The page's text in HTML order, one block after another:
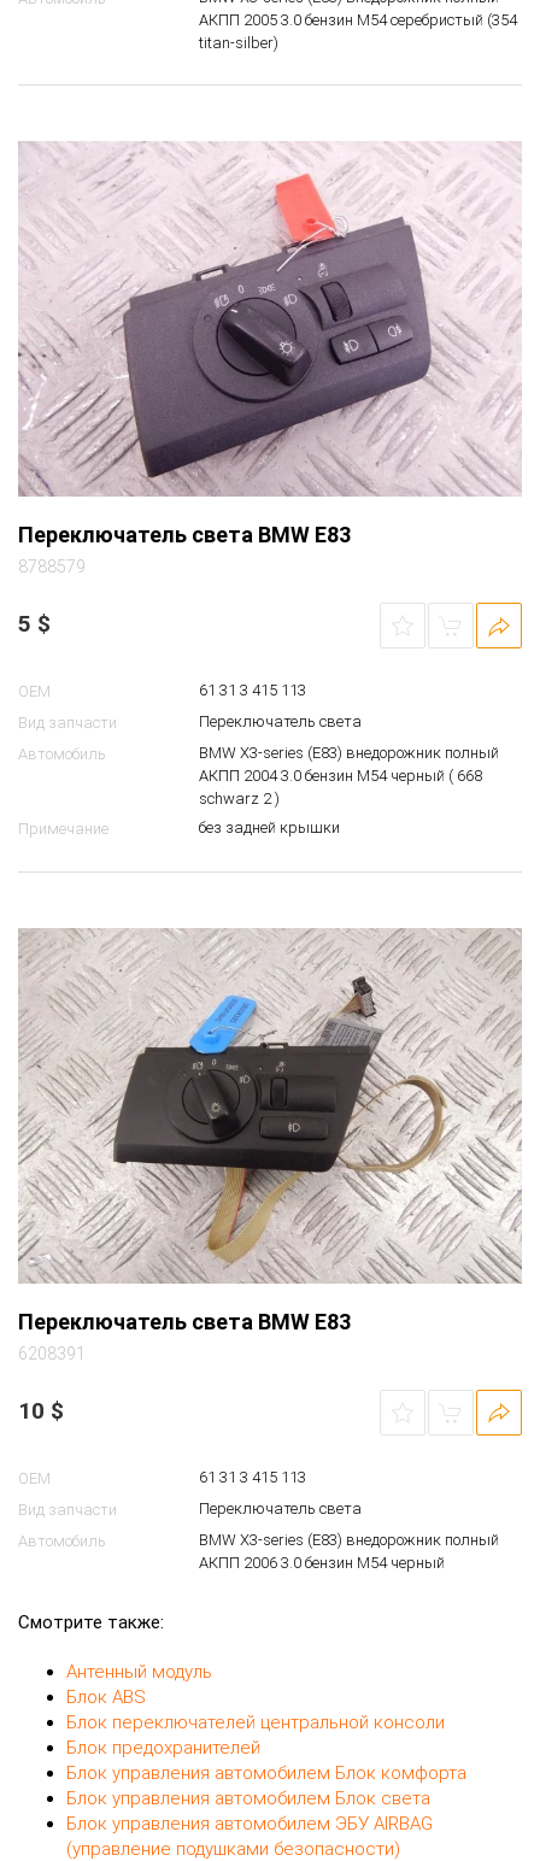
АКПП 2005 3.0 бензин M54 серебристый (354
titan-silber)
Переключатель света BMW E83
8788579
5 $
OEM
61 31 3 415 113
Вид запчасти
Переключатель света
Автомобиль
BMW X3-series (E83) внедорожник полный
АКПП 2004 3.0 бензин M54 черный ( 668
schwarz 2 )
Примечание
без задней крышки
Переключатель света BMW E83
6208391
10 $
OEM
61 31 3 415 113
Вид запчасти
Переключатель света
Автомобиль
BMW X3-series (E83) внедорожник полный
АКПП 2006 3.0 бензин M54 черный
Смотрите также:
Антенный модуль
Блок ABS
Блок переключателей центральной консоли
Блок предохранителей
Блок управления автомобилем Блок комфорта
Блок управления автомобилем Блок света
Блок управления автомобилем ЭБУ AIRBAG
(управление подушками безопасности)